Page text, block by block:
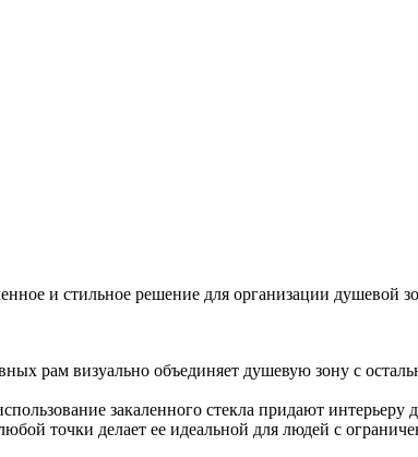
и стильное решение для организации душевой
рам визуально объединяет душевую зону с
закаленного стекла придают
точки делает ее идеальной для людей с